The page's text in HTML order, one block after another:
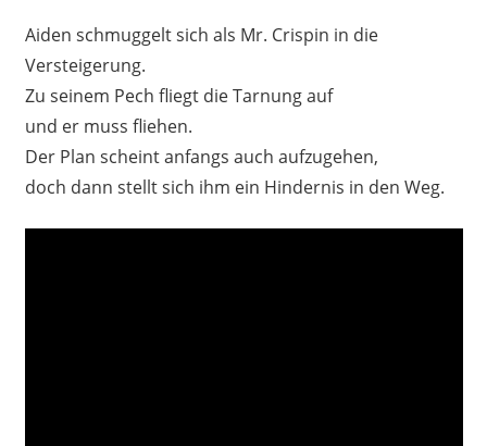
Aiden schmuggelt sich als Mr. Crispin in die
Versteigerung.
Zu seinem Pech fliegt die Tarnung auf
und er muss fliehen.
Der Plan scheint anfangs auch aufzugehen,
doch dann stellt sich ihm ein Hindernis in den Weg.